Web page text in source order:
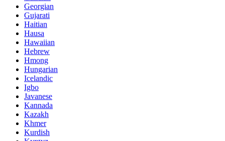
Georgian
Gujarati
Haitian
Hausa
Hawaiian
Hebrew
Hmong
Hungarian
Icelandic
Igbo
Javanese
Kannada
Kazakh
Khmer
Kurdish